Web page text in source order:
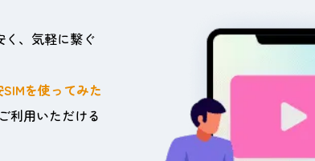
く、気軽に繋ぐ
SIMを使ってみた
利用いただける